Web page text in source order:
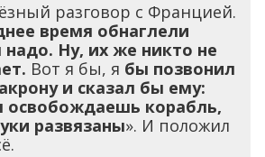
разговор с Францией.
время обнаглели
Ну, их же никто не
Вот я бы, я бы позвонил
и сказал бы ему:
освобождаешь корабль,
развязаны». И положил